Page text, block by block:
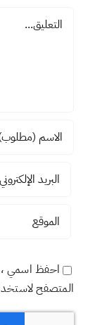
تعليق
احفظ اسمي ،
المتصفح